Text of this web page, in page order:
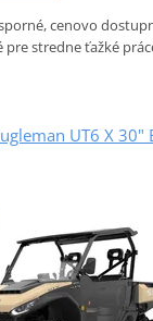
cenovo
pre stredne ťažké
UT6 X 30"